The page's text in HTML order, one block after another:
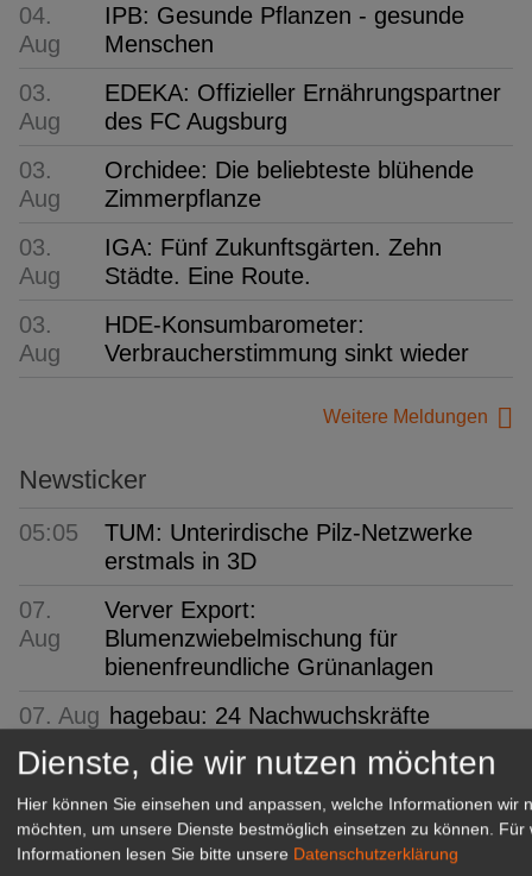
04.
Aug
IPB: Gesunde Pflanzen - gesunde
Menschen
03.
Aug
EDEKA: Offizieller Ernährungspartner
des FC Augsburg
03.
Aug
Orchidee: Die beliebteste blühende
Zimmerpflanze
03.
Aug
IGA: Fünf Zukunftsgärten. Zehn
Städte. Eine Route.
03.
Aug
HDE-Konsumbarometer:
Verbraucherstimmung sinkt wieder
Weitere Meldungen
Newsticker
05:05
TUM: Unterirdische Pilz-Netzwerke
erstmals in 3D
07.
Aug
Verver Export:
Blumenzwiebelmischung für
bienenfreundliche Grünanlagen
07. Aug hagebau: 24 Nachwuchskräfte
07.
Aug
Niedersachsen: Lieblingsbeere ist die
Heidelbeere
07. Aug FLORUM 2026: 27 Fachaussteller
Dienste, die wir nutzen möchten
Hier können Sie einsehen und anpassen, welche Informationen wir
möchten, um unsere Dienste bestmöglich einsetzen zu können.
Für
Informationen lesen Sie bitte unsere Datenschutzerklärung